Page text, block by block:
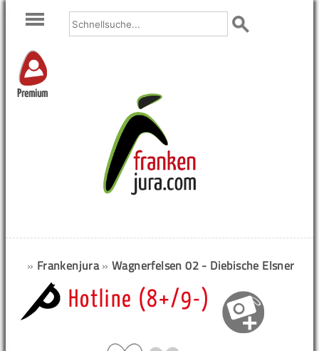
Premium
» Frankenjura»Wagnerfelsen 02 - Diebische Elsner
Hotline (8+/9-)